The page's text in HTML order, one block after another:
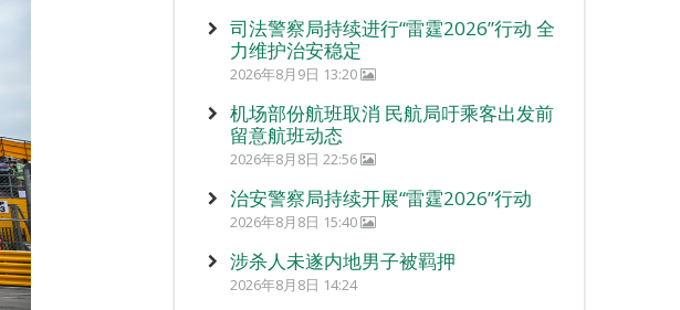
司法警察局持续进行“雷霆2026”行动 全
力维护治安稳定
2026年8月9日 13:20
机场部份航班取消 民航局吁乘客出发前
留意航班动态
2026年8月8日 22:56
治安警察局持续开展“雷霆2026”行动
2026年8月8日 15:40
涉杀人未遂内地男子被羁押
2026年8月8日 14:24